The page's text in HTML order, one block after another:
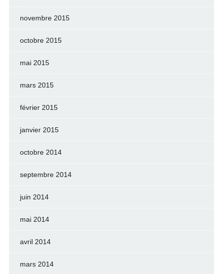
novembre 2015
octobre 2015
mai 2015
mars 2015
février 2015
janvier 2015
octobre 2014
septembre 2014
juin 2014
mai 2014
avril 2014
mars 2014